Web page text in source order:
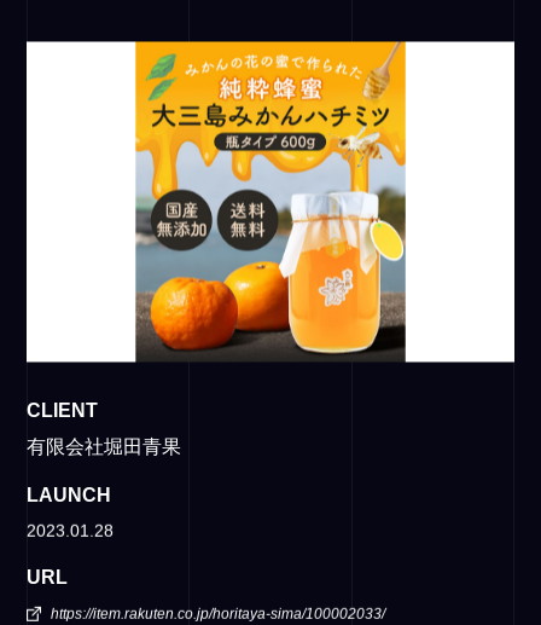
CLIENT
有限会社堀田青果
LAUNCH
2023.01.28
URL
https://item.rakuten.co.jp/horitaya-sima/100002033/